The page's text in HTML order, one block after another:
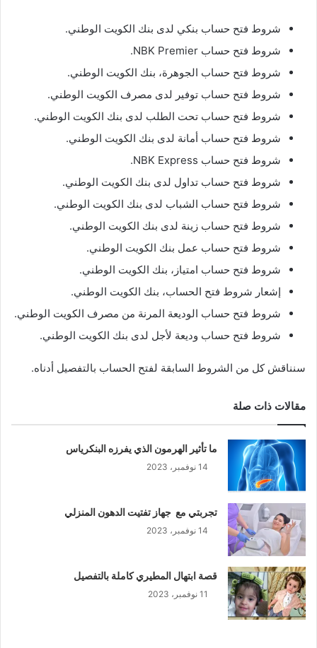
شروط فتح حساب بنكي لدى بنك الكويت الوطني.
شروط فتح حساب NBK Premier.
شروط فتح حساب الجوهرة، بنك الكويت الوطني.
شروط فتح حساب توفير لدى مصرف الكويت الوطني.
شروط فتح حساب تحت الطلب لدى بنك الكويت الوطني.
شروط فتح حساب أمانة لدى بنك الكويت الوطني.
شروط فتح حساب NBK Express.
شروط فتح حساب تداول لدى بنك الكويت الوطني.
شروط فتح حساب الشباب لدى بنك الكويت الوطني.
شروط فتح حساب زينة لدى بنك الكويت الوطني.
شروط فتح حساب عمل بنك الكويت الوطني.
شروط فتح حساب امتياز، بنك الكويت الوطني.
إشعار شروط فتح الحساب، بنك الكويت الوطني.
شروط فتح حساب الوديعة المرنة من مصرف الكويت الوطني.
شروط فتح حساب وديعة لأجل لدى بنك الكويت الوطني.
سنناقش كل من الشروط السابقة لفتح الحساب بالتفصيل أدناه.
مقالات ذات صلة
ما تأثير الهرمون الذي يفرزه البنكرياس
14 نوفمبر، 2023
تجربتي مع جهاز تفتيت الدهون المنزلي
14 نوفمبر، 2023
قصة ابتهال المطيري كاملة بالتفصيل
11 نوفمبر، 2023